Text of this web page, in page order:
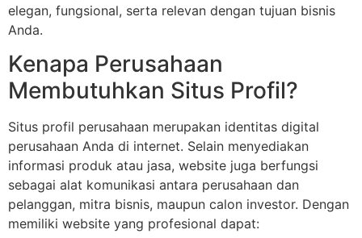
elegan, fungsional, serta relevan dengan tujuan bisnis
Anda.
Kenapa Perusahaan
Membutuhkan Situs Profil?
Situs profil perusahaan merupakan identitas digital
perusahaan Anda di internet. Selain menyediakan
informasi produk atau jasa, website juga berfungsi
sebagai alat komunikasi antara perusahaan dan
pelanggan, mitra bisnis, maupun calon investor. Dengan
memiliki website yang profesional dapat: